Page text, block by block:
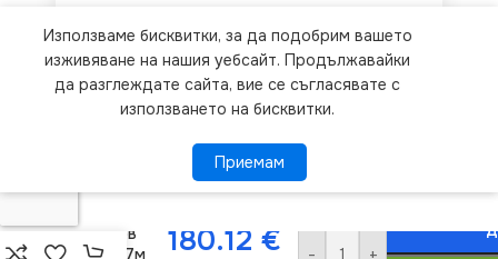
We use cookies to improve your experience on our
website. By browsing this website, you agree to
our use of cookies.
ПОВЕЧЕ ИНФОРМАЦИЯ
ACA
Lighting
X082522219
252+200
стълбов
мотив 7м
180.12 € - +
Използваме бисквитки, за да подобрим вашето
изживяване на нашия уебсайт. Продължавайки
да разглеждате сайта, вие се съгласявате с
използването на бисквитки.
Приемам